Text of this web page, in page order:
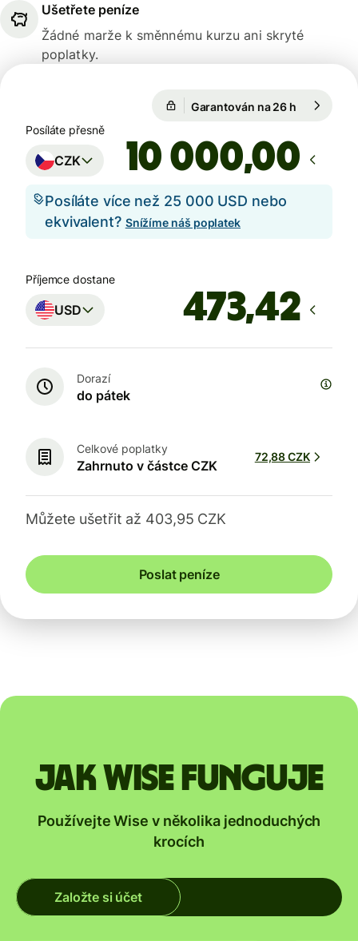
Ušetřete peníze
Žádné marže k směnnému kurzu ani skryté
poplatky.
Garantován na 26 h
Posíláte přesně
CZK ,00
Posíláte více než 25 000 USD nebo
ekvivalent? Snížíme náš poplatek
Příjemce dostane
USD
Dorazí
do pátek
Celkové poplatky
Zahrnuto v částce CZK
72,88 CZK
Můžete ušetřit až 403,95 CZK
Poslat peníze
Jak Wise funguje
Používejte Wise v několika jednoduchých
krocích
Založte si účet